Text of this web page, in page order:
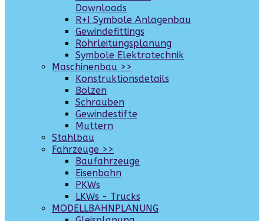
Downloads
R+I Symbole Anlagenbau
Gewindefittings
Rohrleitungsplanung
Symbole Elektrotechnik
Maschinenbau >>
Konstruktionsdetails
Bolzen
Schrauben
Gewindestifte
Muttern
Stahlbau
Fahrzeuge >>
Baufahrzeuge
Eisenbahn
PKWs
LKWs - Trucks
MODELLBAHNPLANUNG